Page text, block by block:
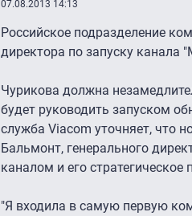
07.08.2013 14:13
Российское подразделение
директора по запуску канала
Чурикова должна
будет руководить запуском
служба Viacom уточняет, что
Бальмонт, генерального
каналом и его стратегическое
"Я входила в самую первую